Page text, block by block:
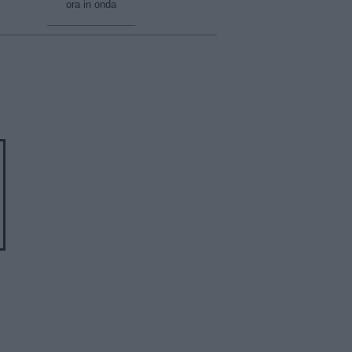
ora in onda